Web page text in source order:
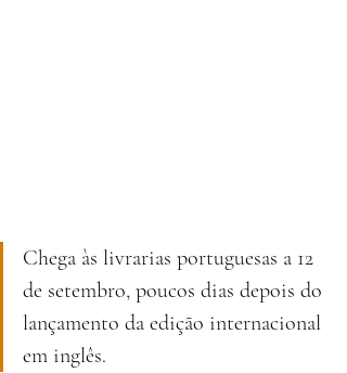
Chega às livrarias portuguesas a 12
de setembro, poucos dias depois do
lançamento da edição internacional
em inglês.